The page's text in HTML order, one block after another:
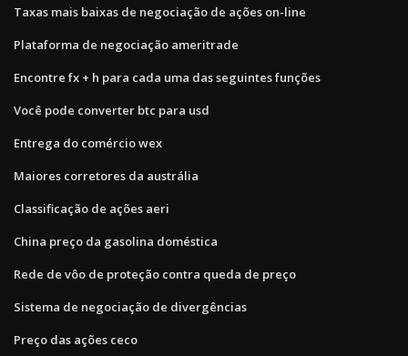
Taxas mais baixas de negociação de ações on-line
Plataforma de negociação ameritrade
Encontre fx + h para cada uma das seguintes funções
Você pode converter btc para usd
Entrega do comércio wex
Maiores corretores da austrália
Classificação de ações aeri
China preço da gasolina doméstica
Rede de vôo de proteção contra queda de preço
Sistema de negociação de divergências
Preço das ações ceco